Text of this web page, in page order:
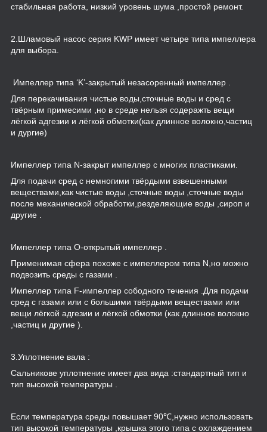
стабильная работа, низкий уровень шума ,простой ремонт.
2.Шламовый насос серия KWP имеет четыре типа импеллера
для выбора.
Импеллер типа ‘K’-закрытый незасоренный импеллер .
Для перекачивания чистые воды,сточные воды и сред с
твёрным примесими ,но в среде нельзя содеражть вещи
лёгкой адгезии и лёгкой обмотки(как длинное волокно,частиц
и дургие)
Импеллер типа N-закрыт импеллер с многих пластиками.
Для подачи сред с немногими твёрдыми взвешенными
веществами,как чистые воды ,сточные воды ,сточные воды
после механической обработки,резделяющие воды ,сироп и
другие .
Импеллер типа O-открытый импеллер .
Применимая сфера похоже с импеллером типа N,но можно
подвозить среды с газами .
Импеллер типа F-импеллер сободного течения .Для подачи
сред с газами или с большими твёрдыми веществами или
вещи лёгкой адгезии и лёгкой обмотки (как длинное волокно
,частиц и другие ).
3.Уплотнение вала :
Сальникове уплотнение имеет два вида :стандартный тип и
тип высокой температуры .
Если температура среды повышает 90℃,нужно использовать
тип высокой температуры ,крышка этого типа с охлаждением